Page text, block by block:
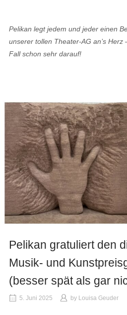
Pelikan legt jedem und jeder einen
unserer tollen Theater-AG an’s Herz
Fall schon sehr darauf!
Pelikan gratuliert den
Musik- und
(besser spät als gar
5. Juni 2025 by Louisa Geuder